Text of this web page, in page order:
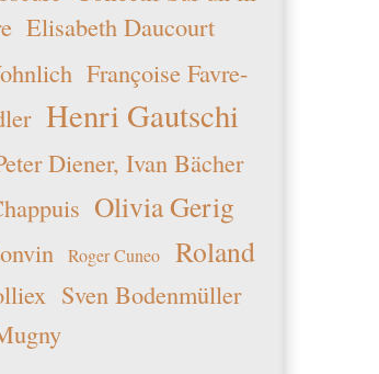
Elisabeth Daucourt
Françoise Favre-
Henri Gautschi
Diener, Ivan Bächer
Olivia Gerig
Roger Cuneo
Roland
Sven Bodenmüller